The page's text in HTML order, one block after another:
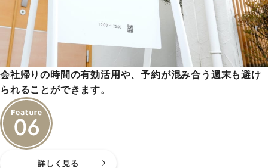
会社帰りの時間の有効活用や、予約が混み合う週末も避け
られることができます。
詳しく見る